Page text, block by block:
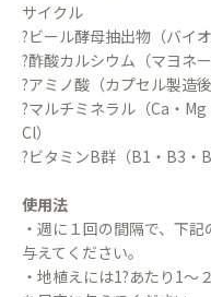
サイクル
?ビール酵母抽出物（バイ
?酢酸カルシウム（マヨネ
?アミノ酸（カプセル製造
?マルチミネラル（Ca・
Cl）
?ビタミンB群（B1・B3・
使用法
・週に１回の間隔で、下
与えてください。
・地植えには1?あたり1〜